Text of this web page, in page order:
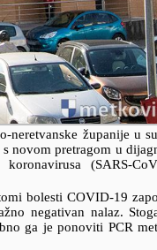
neretvanske županije u
novom pretragom u
(SARS-
bolesti COVID-19
negativan nalaz.
ga je ponoviti PCR